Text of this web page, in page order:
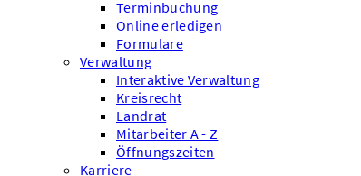
Terminbuchung
Online erledigen
Formulare
Verwaltung
Interaktive Verwaltung
Kreisrecht
Landrat
Mitarbeiter A - Z
Öffnungszeiten
Karriere